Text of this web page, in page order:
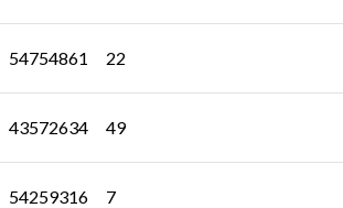
54754861 22
43572634 49
54259316 7